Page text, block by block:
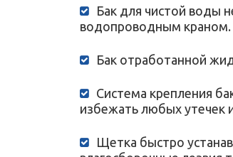
Бак для чистой воды
водопроводным краном.
Бак отработанной
Система крепления
избежать любых утечек
Щетка быстро